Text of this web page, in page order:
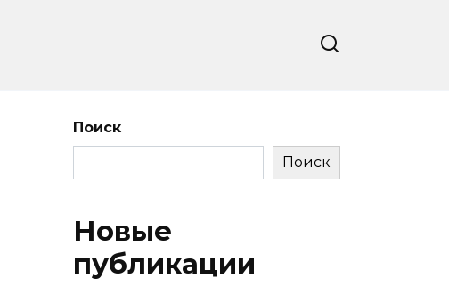
Поиск
Поиск
Новые
публикации